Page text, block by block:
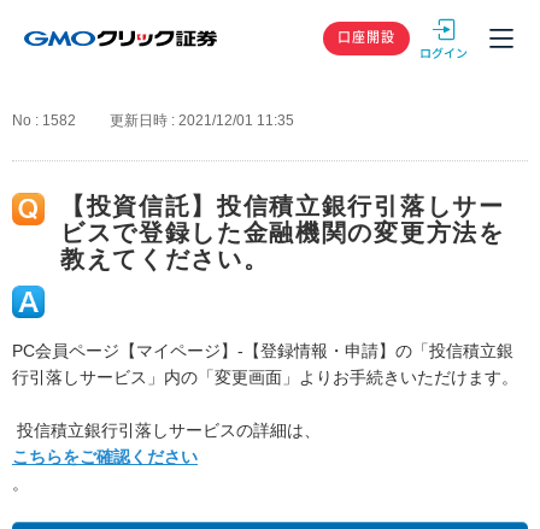
GMOクリック
口座開設
No : 1582 更新日時 : 2021/12/01 11:35
【投資信託】投信積立銀行引落しサー
ビスで登録した金融機関の変更方法を
教えてください。
PC会員ページ【マイページ】-【登録情報・申請】の「投信積立銀
行引落しサービス」内の「変更画面」よりお手続きいただけます。
投信積立銀行引落しサービスの詳細は、
こちらをご確認ください
。